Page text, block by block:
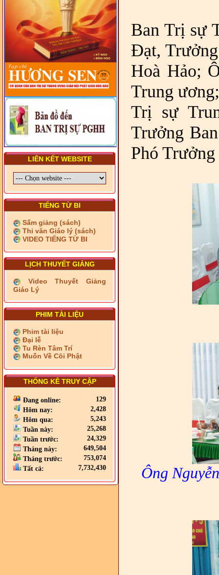
- LỚP TẬP HUẤN LỊCH SỬ,
PHÁP LUẬT VIỆT NAM VÀ
HIẾN CHƯƠNG GIÁO HỘI
PGHH NHIỆM KỲ VI (2024-
2029) CHO TRỊ SỰ VIÊN
TRUNG ƯƠNG, BAN ĐẠI
DIỆN TỈNH VÀ GIÁO LÝ
VIÊN - CHUYÊN ĐỀ: SỰ RA
ĐỜI, BẢN CHẤT, CHỨC
NĂNG VÀ HÌNH THỨC CỦA
NƯỚC CHXHCN VIỆT NAM
LIÊN KẾT WEBSITE
TIẾNG TỪ BI
Sấm giảng (sách)
Thi văn Giáo lý (sách)
VIDEO TIẾNG TỪ BI
LỊCH THUYẾT GIẢNG
Video Thuyết Giảng
Giáo Lý
PHIM TÀI LIỆU
Phim tài liệu
Đại lễ
Tu Rèn Tâm Trí
Muốn Về Cõi Phật
THỐNG KÊ TRUY CẬP
Đang online:
129
Hôm nay:
2,428
Hôm qua:
5,243
Tuần này:
25,268
Tuần trước:
24,329
Tháng này:
649,504
Tháng trước:
753,074
Tất cả:
7,732,430
Ban Trị sự
Đạt,
Hoà Hảo;
Trung
Trị sự
Trưởng
Phó
Ông